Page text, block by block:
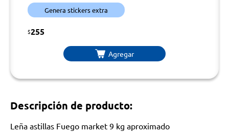
Genera stickers extra
$255
Agregar
Descripción de producto:
Leña astillas Fuego market 9 kg aproximado